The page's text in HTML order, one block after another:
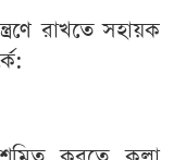
রাখতে সহায়ক